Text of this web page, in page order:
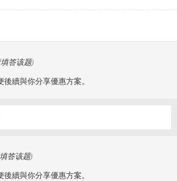
答该题)
續與你分享優惠方案。
答该题)
續與你分享優惠方案。